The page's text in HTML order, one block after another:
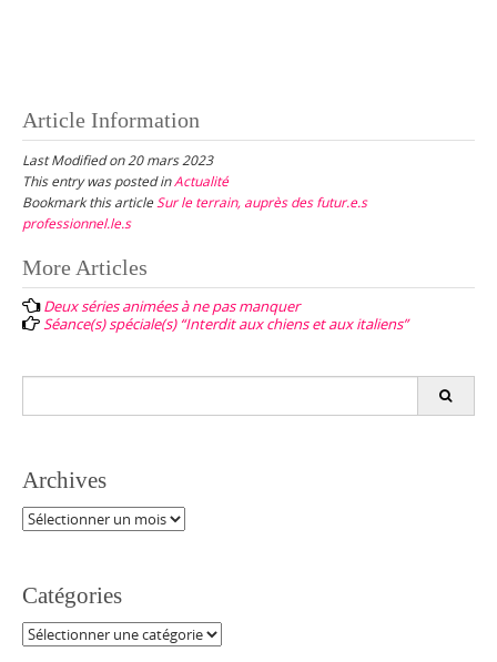
Article Information
Last Modified on 20 mars 2023
This entry was posted inActualité
Bookmark this article Sur le terrain, auprès des futur.e.s
professionnel.le.s
Post
navigation
More Articles
Deux séries animées à ne pas manquer
Séance(s) spéciale(s) “Interdit aux chiens et aux italiens”
Archives
Archives
Catégories
Catégories